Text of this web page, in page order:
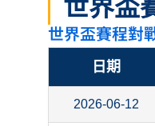
世界盃
世界盃賽程對
日期
2026-06-12